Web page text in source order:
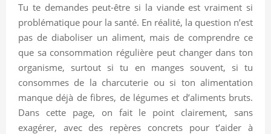
Tu te demandes peut-être si la viande est vraiment si
problématique pour la santé. En réalité, la question n’est
pas de diaboliser un aliment, mais de comprendre ce
que sa consommation régulière peut changer dans ton
organisme, surtout si tu en manges souvent, si tu
consommes de la charcuterie ou si ton alimentation
manque déjà de fibres, de légumes et d’aliments bruts.
Dans cette page, on fait le point clairement, sans
exagérer, avec des repères concrets pour t’aider à